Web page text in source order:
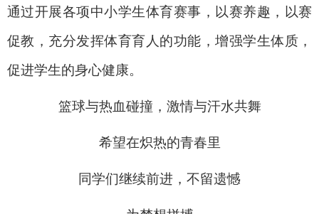
通过开展各项中小学生体育赛事，以赛养趣，以赛
促教，充分发挥体育育人的功能，增强学生体质，
促进学生的身心健康。
篮球与热血碰撞，激情与汗水共舞
希望在炽热的青春里
同学们继续前进，不留遗憾